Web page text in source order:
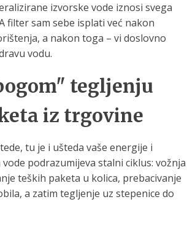
izvorske vode iznosi svega
filter sam sebe isplati već nakon
a nakon toga – vi doslovno
vodu.
tegljenju
iz trgovine
tu je i ušteda vaše energije i
podrazumijeva stalni ciklus: vožnja
teških paketa u kolica, prebacivanje
a zatim tegljenje uz stepenice do